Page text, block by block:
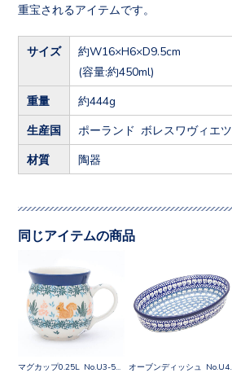
重宝されるアイテムです。
サイズ
約W16×H6×D9.5cm
(容量:約450ml)
重量 約444g
生産国 ポーランド ボレスワヴィエツ
材質 陶器
同じアイテムの商品
マグカップ0.25L No.U3-5078